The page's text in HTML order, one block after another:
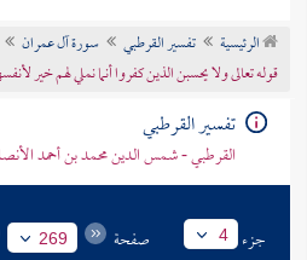
تراجم الأعلام
الرئيسية تفسير القرطبي
سورة آل عمران
قوله تعالى ولا يحسبن الذين كفروا أنما نملي لهم خير
تفسير القرطبي
القرطبي - شمس الدين محمد بن أحمد
جزء 4 صفحة 269